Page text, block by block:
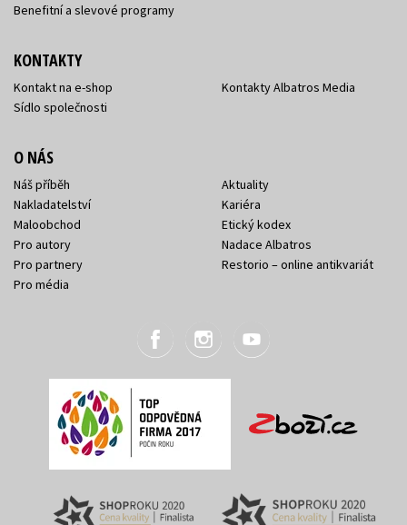
Benefitní a slevové programy
KONTAKTY
Kontakt na e-shop
Sídlo společnosti
Kontakty Albatros Media
O NÁS
Náš příběh
Nakladatelství
Maloobchod
Pro autory
Pro partnery
Pro média
Aktuality
Kariéra
Etický kodex
Nadace Albatros
Restorio – online antikvariát